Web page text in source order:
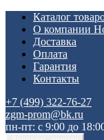
Каталог
О компании
Доставка
Оплата
Гарантия
Контакты
+7 (499) 322-76-27
zgm-prom@bk.ru
пн-пт: с 9:00 до